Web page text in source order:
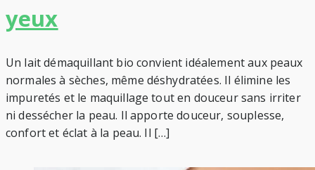
yeux
Un lait démaquillant bio convient idéalement aux peaux
normales à sèches, même déshydratées. Il élimine les
impuretés et le maquillage tout en douceur sans irriter
ni dessécher la peau. Il apporte douceur, souplesse,
confort et éclat à la peau. Il […]